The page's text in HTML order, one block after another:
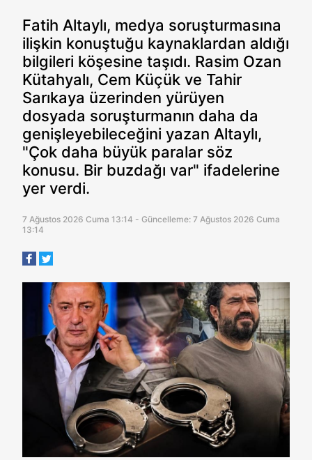
Fatih Altaylı, medya soruşturmasına
ilişkin konuştuğu kaynaklardan aldığı
bilgileri köşesine taşıdı. Rasim Ozan
Kütahyalı, Cem Küçük ve Tahir
Sarıkaya üzerinden yürüyen
dosyada soruşturmanın daha da
genişleyebileceğini yazan Altaylı,
"Çok daha büyük paralar söz
konusu. Bir buzdağı var" ifadelerine
yer verdi.
7 Ağustos 2026 Cuma 13:14 - Güncelleme: 7 Ağustos 2026 Cuma
13:14